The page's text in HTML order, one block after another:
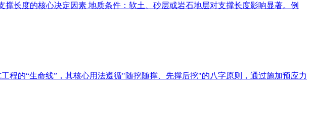
长度的核心决定因素 地质条件：软土、砂层或岩石地层对支撑长度影响显著。例
程的“生命线”，其核心用法遵循"‌随挖随撑、先撑后挖‌"的八字原则，通过施加预应力